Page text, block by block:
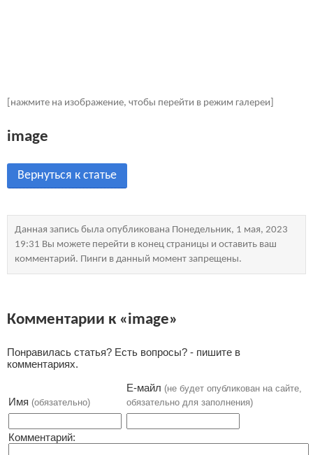
[нажмите на изображение, чтобы перейти в режим галереи]
image
Вернуться к статье
Данная запись была опубликована Понедельник, 1 мая, 2023
19:31 Вы можете перейти в конец страницы и оставить ваш
комментарий. Пинги в данный момент запрещены.
Комментарии к «image»
Понравилась статья? Есть вопросы? - пишите в
комментариях.
Имя (обязательно)
Е-майл (не будет опубликован на сайте,
обязательно для заполнения)
Комментарий: